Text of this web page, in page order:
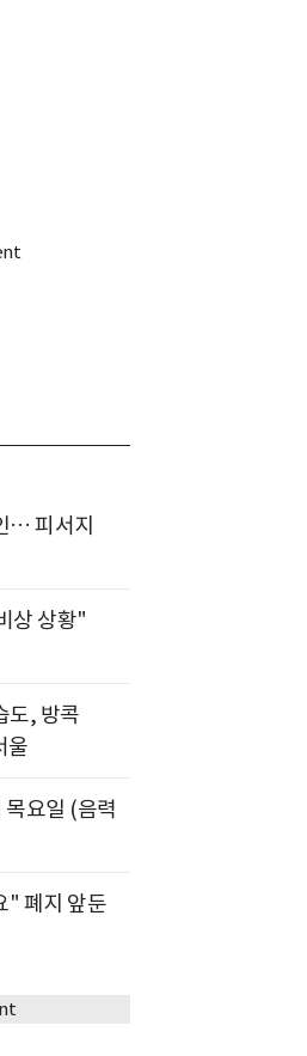
… 피서지
상 상황"
도, 방콕
울
요일 (음력
" 폐지 앞둔